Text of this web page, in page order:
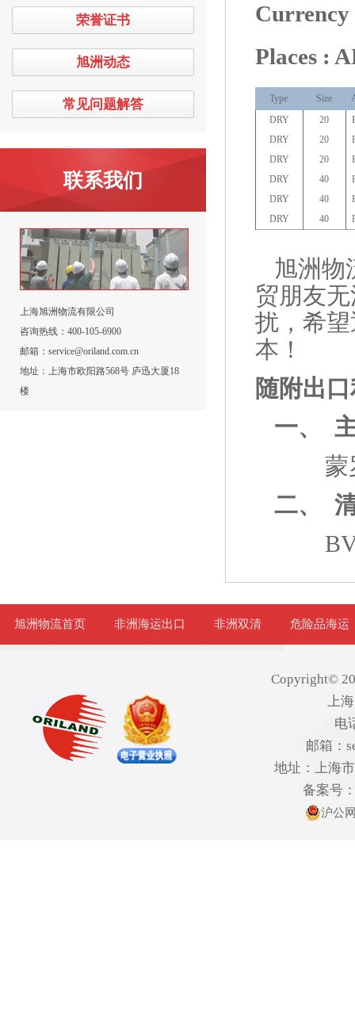
荣誉证书
旭洲动态
常见问题解答
联系我们
上海旭洲物流有限公司
咨询热线：400-105-6900
邮箱：service@oriland.com.cn
地址：上海市欧阳路568号 庐迅大厦18
楼
Places :
Type Size
DRY
20
DRY
20
DRY
20
DRY
40
DRY
40
DRY
40
旭洲物
贸朋友
扰，希
本！
随附出
一、
蒙罗
二、
BV
旭洲物流首页 非洲海运出口 非洲双清 危险品海运
Copyright©
上
电
邮箱：
地址：上海
备案号
沪公